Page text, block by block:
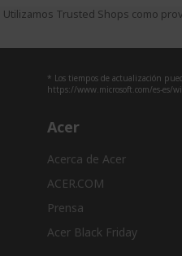
Utilizamos Trusted Shops como
* Los tiempos de actualización
https://www.microsoft.com/es-es/
Acer
Acerca de Acer
ACER.COM
Prensa
Acer Black Friday